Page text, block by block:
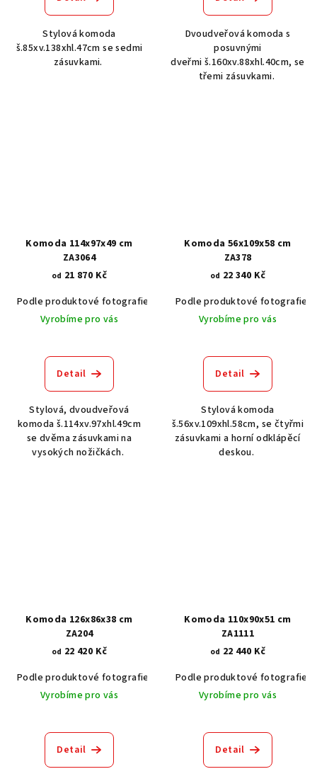
Stylová komoda
š.85xv.138xhl.47cm se sedmi
zásuvkami.
Dvoudveřová komoda s
posuvnými
dveřmi š.160xv.88xhl.40cm, se
třemi zásuvkami.
Komoda 114x97x49 cm
ZA3064
od 21 870 Kč
Podle produktové fotografie
Akát vintage BT1551
Dub světlý
Vyrobíme pro vás
Detail
Stylová, dvoudveřová
komoda š.114xv.97xhl.49cm
se dvěma zásuvkami na
vysokých nožičkách.
Komoda 56x109x58 cm
ZA378
od 22 340 Kč
Podle produktové fotografie
Vyrobíme pro vás
Detail
Stylová komoda
š.56xv.109xhl.58cm, se čtyřmi
zásuvkami a horní odklápěcí
deskou.
Komoda 126x86x38 cm
ZA204
od 22 420 Kč
Podle produktové fotografie
Akát vintage BT1551
Dub světlý
Vyrobíme pro vás
Detail
Komoda 110x90x51 cm
ZA1111
od 22 440 Kč
Podle produktové fotografie
Vyrobíme pro vás
Detail